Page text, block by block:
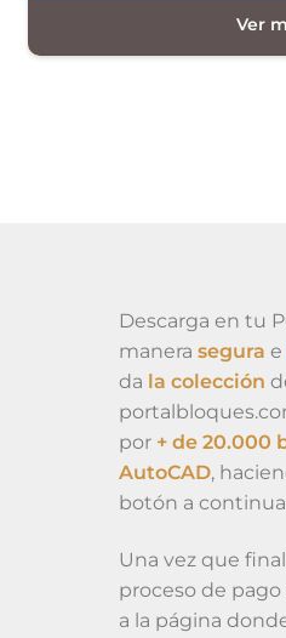
Descarga en tu
manera segura e
da la colección
por + de 20.000
AutoCAD,
botón a
Una vez que
proceso de
a la página